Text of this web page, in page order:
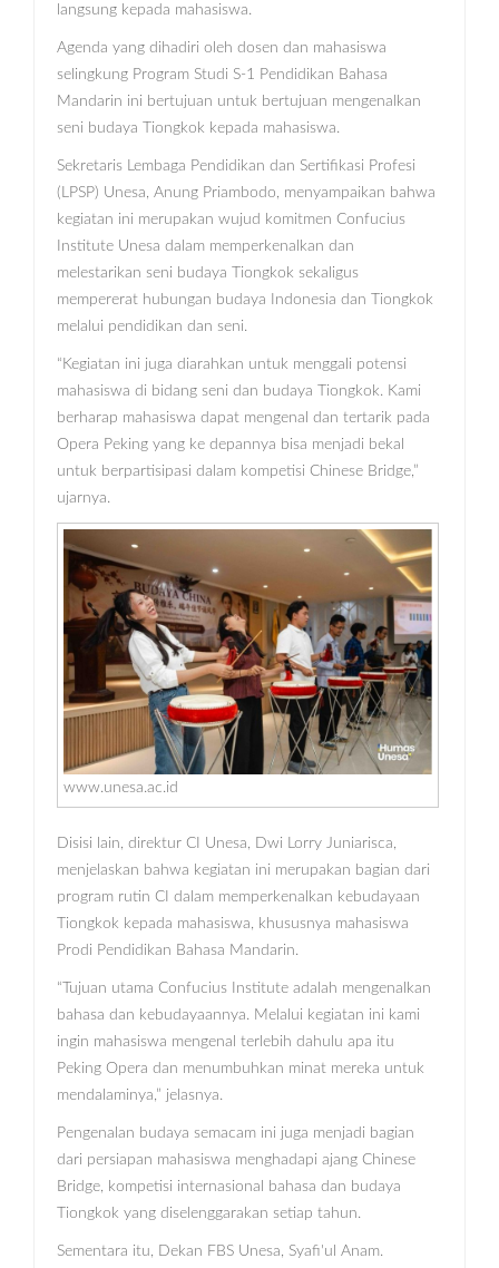
langsung kepada mahasiswa.
Agenda yang dihadiri oleh dosen dan mahasiswa
selingkung Program Studi S-1 Pendidikan Bahasa
Mandarin ini bertujuan untuk bertujuan mengenalkan
seni budaya Tiongkok kepada mahasiswa.
Sekretaris Lembaga Pendidikan dan Sertifikasi Profesi
(LPSP) Unesa, Anung Priambodo, menyampaikan bahwa
kegiatan ini merupakan wujud komitmen Confucius
Institute Unesa dalam memperkenalkan dan
melestarikan seni budaya Tiongkok sekaligus
mempererat hubungan budaya Indonesia dan Tiongkok
melalui pendidikan dan seni.
“Kegiatan ini juga diarahkan untuk menggali potensi
mahasiswa di bidang seni dan budaya Tiongkok. Kami
berharap mahasiswa dapat mengenal dan tertarik pada
Opera Peking yang ke depannya bisa menjadi bekal
untuk berpartisipasi dalam kompetisi Chinese Bridge,”
ujarnya.
www.unesa.ac.id
Disisi lain, direktur CI Unesa, Dwi Lorry Juniarisca,
menjelaskan bahwa kegiatan ini merupakan bagian dari
program rutin CI dalam memperkenalkan kebudayaan
Tiongkok kepada mahasiswa, khususnya mahasiswa
Prodi Pendidikan Bahasa Mandarin.
“Tujuan utama Confucius Institute adalah mengenalkan
bahasa dan kebudayaannya. Melalui kegiatan ini kami
ingin mahasiswa mengenal terlebih dahulu apa itu
Peking Opera dan menumbuhkan minat mereka untuk
mendalaminya,” jelasnya.
Pengenalan budaya semacam ini juga menjadi bagian
dari persiapan mahasiswa menghadapi ajang Chinese
Bridge, kompetisi internasional bahasa dan budaya
Tiongkok yang diselenggarakan setiap tahun.
Sementara itu, Dekan FBS Unesa, Syafi'ul Anam.